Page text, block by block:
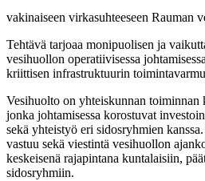
vakinaiseen virkasuhteeseen Rauman
Tehtävä tarjoaa monipuolisen ja
vesihuollon operatiivisessa
kriittisen infrastruktuurin
Vesihuolto on yhteiskunnan toiminnan
jonka johtamisessa korostuvat
sekä yhteistyö eri sidosryhmien
vastuu sekä viestintä vesihuollon
keskeisenä rajapintana kuntalaisiin,
sidosryhmiin.